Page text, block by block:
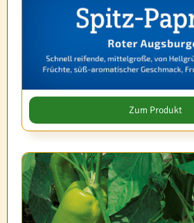
Zum Produkt